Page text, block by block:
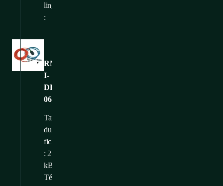
linguistiques
:
RMS-
I-
DE-
06
Taille
du
fichier
: 275,41
kB
Téléchargé